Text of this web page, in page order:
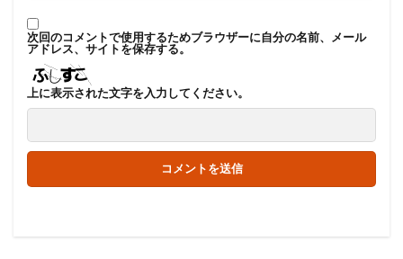
次回のコメントで使用するためブラウザーに自分の名前、メール
アドレス、サイトを保存する。
上に表示された文字を入力してください。